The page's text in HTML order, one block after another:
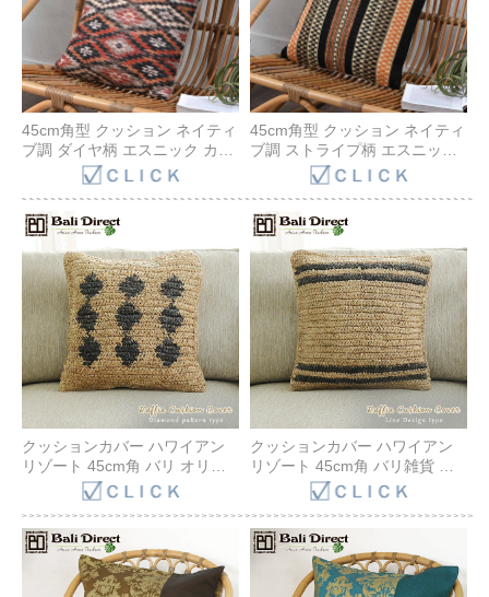
45cm角型 クッション ネイティ
ブ調 ダイヤ柄 エスニック カバ
ーセット ヌードクッション付
き ファスナー付き インテリア
45cm角型 クッション ネイティ
ブ調 ストライプ柄 エスニック
カバーセット ヌードクッショ
ン付き ファスナー付き インテ
クッションカバー ハワイアン
リゾート 45cm角 バリ オリエ
ンタル ナチュラル BOHO クッ
ション ラフィア 高級素材 リー
フ 自然素材 Z280312G Bali
Direct
クッションカバー ハワイアン
リゾート 45cm角 バリ雑貨 ア
ジアン バリ オリエンタル ナチ
ュラル BOHO クッション ラフ
ィア 高級素材 Z280311G Bali
Direct